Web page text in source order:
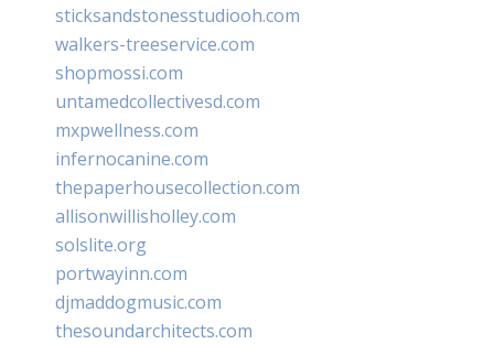
sticksandstonesstudiooh.com
walkers-treeservice.com
shopmossi.com
untamedcollectivesd.com
mxpwellness.com
infernocanine.com
thepaperhousecollection.com
allisonwillisholley.com
solslite.org
portwayinn.com
djmaddogmusic.com
thesoundarchitects.com